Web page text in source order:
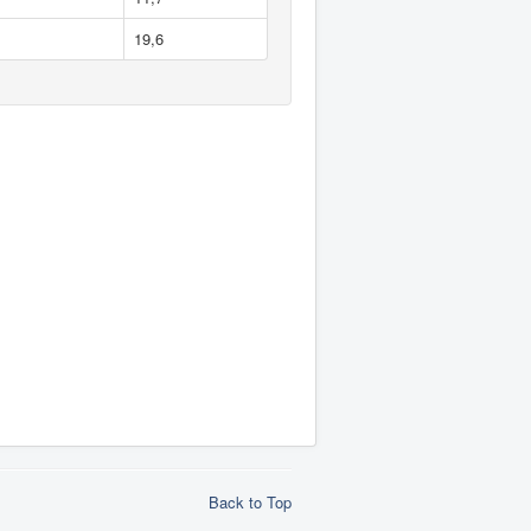
19,6
Back to Top